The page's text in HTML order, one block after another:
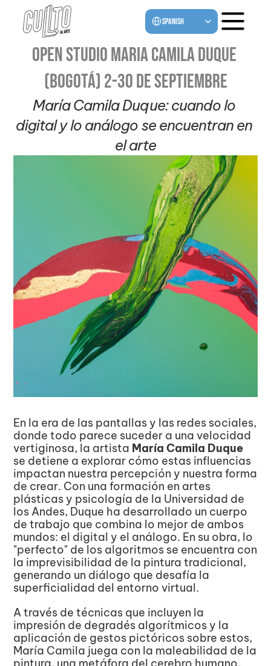
Select Language
Spanish
Open Studio Maria Camila Duque
(Bogotá) 2-30 de septiembre
María Camila Duque: cuando lo
digital y lo análogo se encuentran en
el arte
En la era de las pantallas y las redes sociales,
donde todo parece suceder a una velocidad
vertiginosa, la artista María Camila Duque
se detiene a explorar cómo estas influencias
impactan nuestra percepción y nuestra forma
de crear. Con una formación en artes
plásticas y psicología de la Universidad de
los Andes, Duque ha desarrollado un cuerpo
de trabajo que combina lo mejor de ambos
mundos: el digital y el análogo. En su obra, lo
"perfecto" de los algoritmos se encuentra con
la imprevisibilidad de la pintura tradicional,
generando un diálogo que desafía la
superficialidad del entorno virtual.
A través de técnicas que incluyen la
impresión de degradés algorítmicos y la
aplicación de gestos pictóricos sobre estos,
María Camila juega con la maleabilidad de la